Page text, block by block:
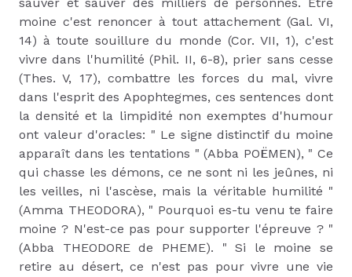
sauver et sauver des milliers de personnes. Etre
moine c'est renoncer à tout attachement (Gal. VI,
14) à toute souillure du monde (Cor. VII, 1), c'est
vivre dans l'humilité (Phil. II, 6-8), prier sans cesse
(Thes. V, 17), combattre les forces du mal, vivre
dans l'esprit des Apophtegmes, ces sentences dont
la densité et la limpidité non exemptes d'humour
ont valeur d'oracles: " Le signe distinctif du moine
apparaît dans les tentations " (Abba POËMEN), " Ce
qui chasse les démons, ce ne sont ni les jeûnes, ni
les veilles, ni l'ascèse, mais la véritable humilité "
(Amma THEODORA), " Pourquoi es-tu venu te faire
moine ? N'est-ce pas pour supporter l'épreuve ? "
(Abba THEODORE de PHEME). " Si le moine se
retire au désert, ce n'est pas pour vivre une vie